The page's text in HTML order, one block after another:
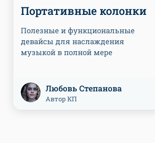
Портативные колонки
Полезные и функциональные
девайсы для наслаждения
музыкой в полной мере
Любовь Степанова
Автор КП